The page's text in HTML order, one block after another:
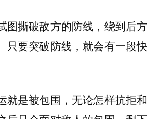
图撕破敌方的防线，绕到后方
只要突破防线，就会有一段快
就是被包围，无论怎样抗拒和